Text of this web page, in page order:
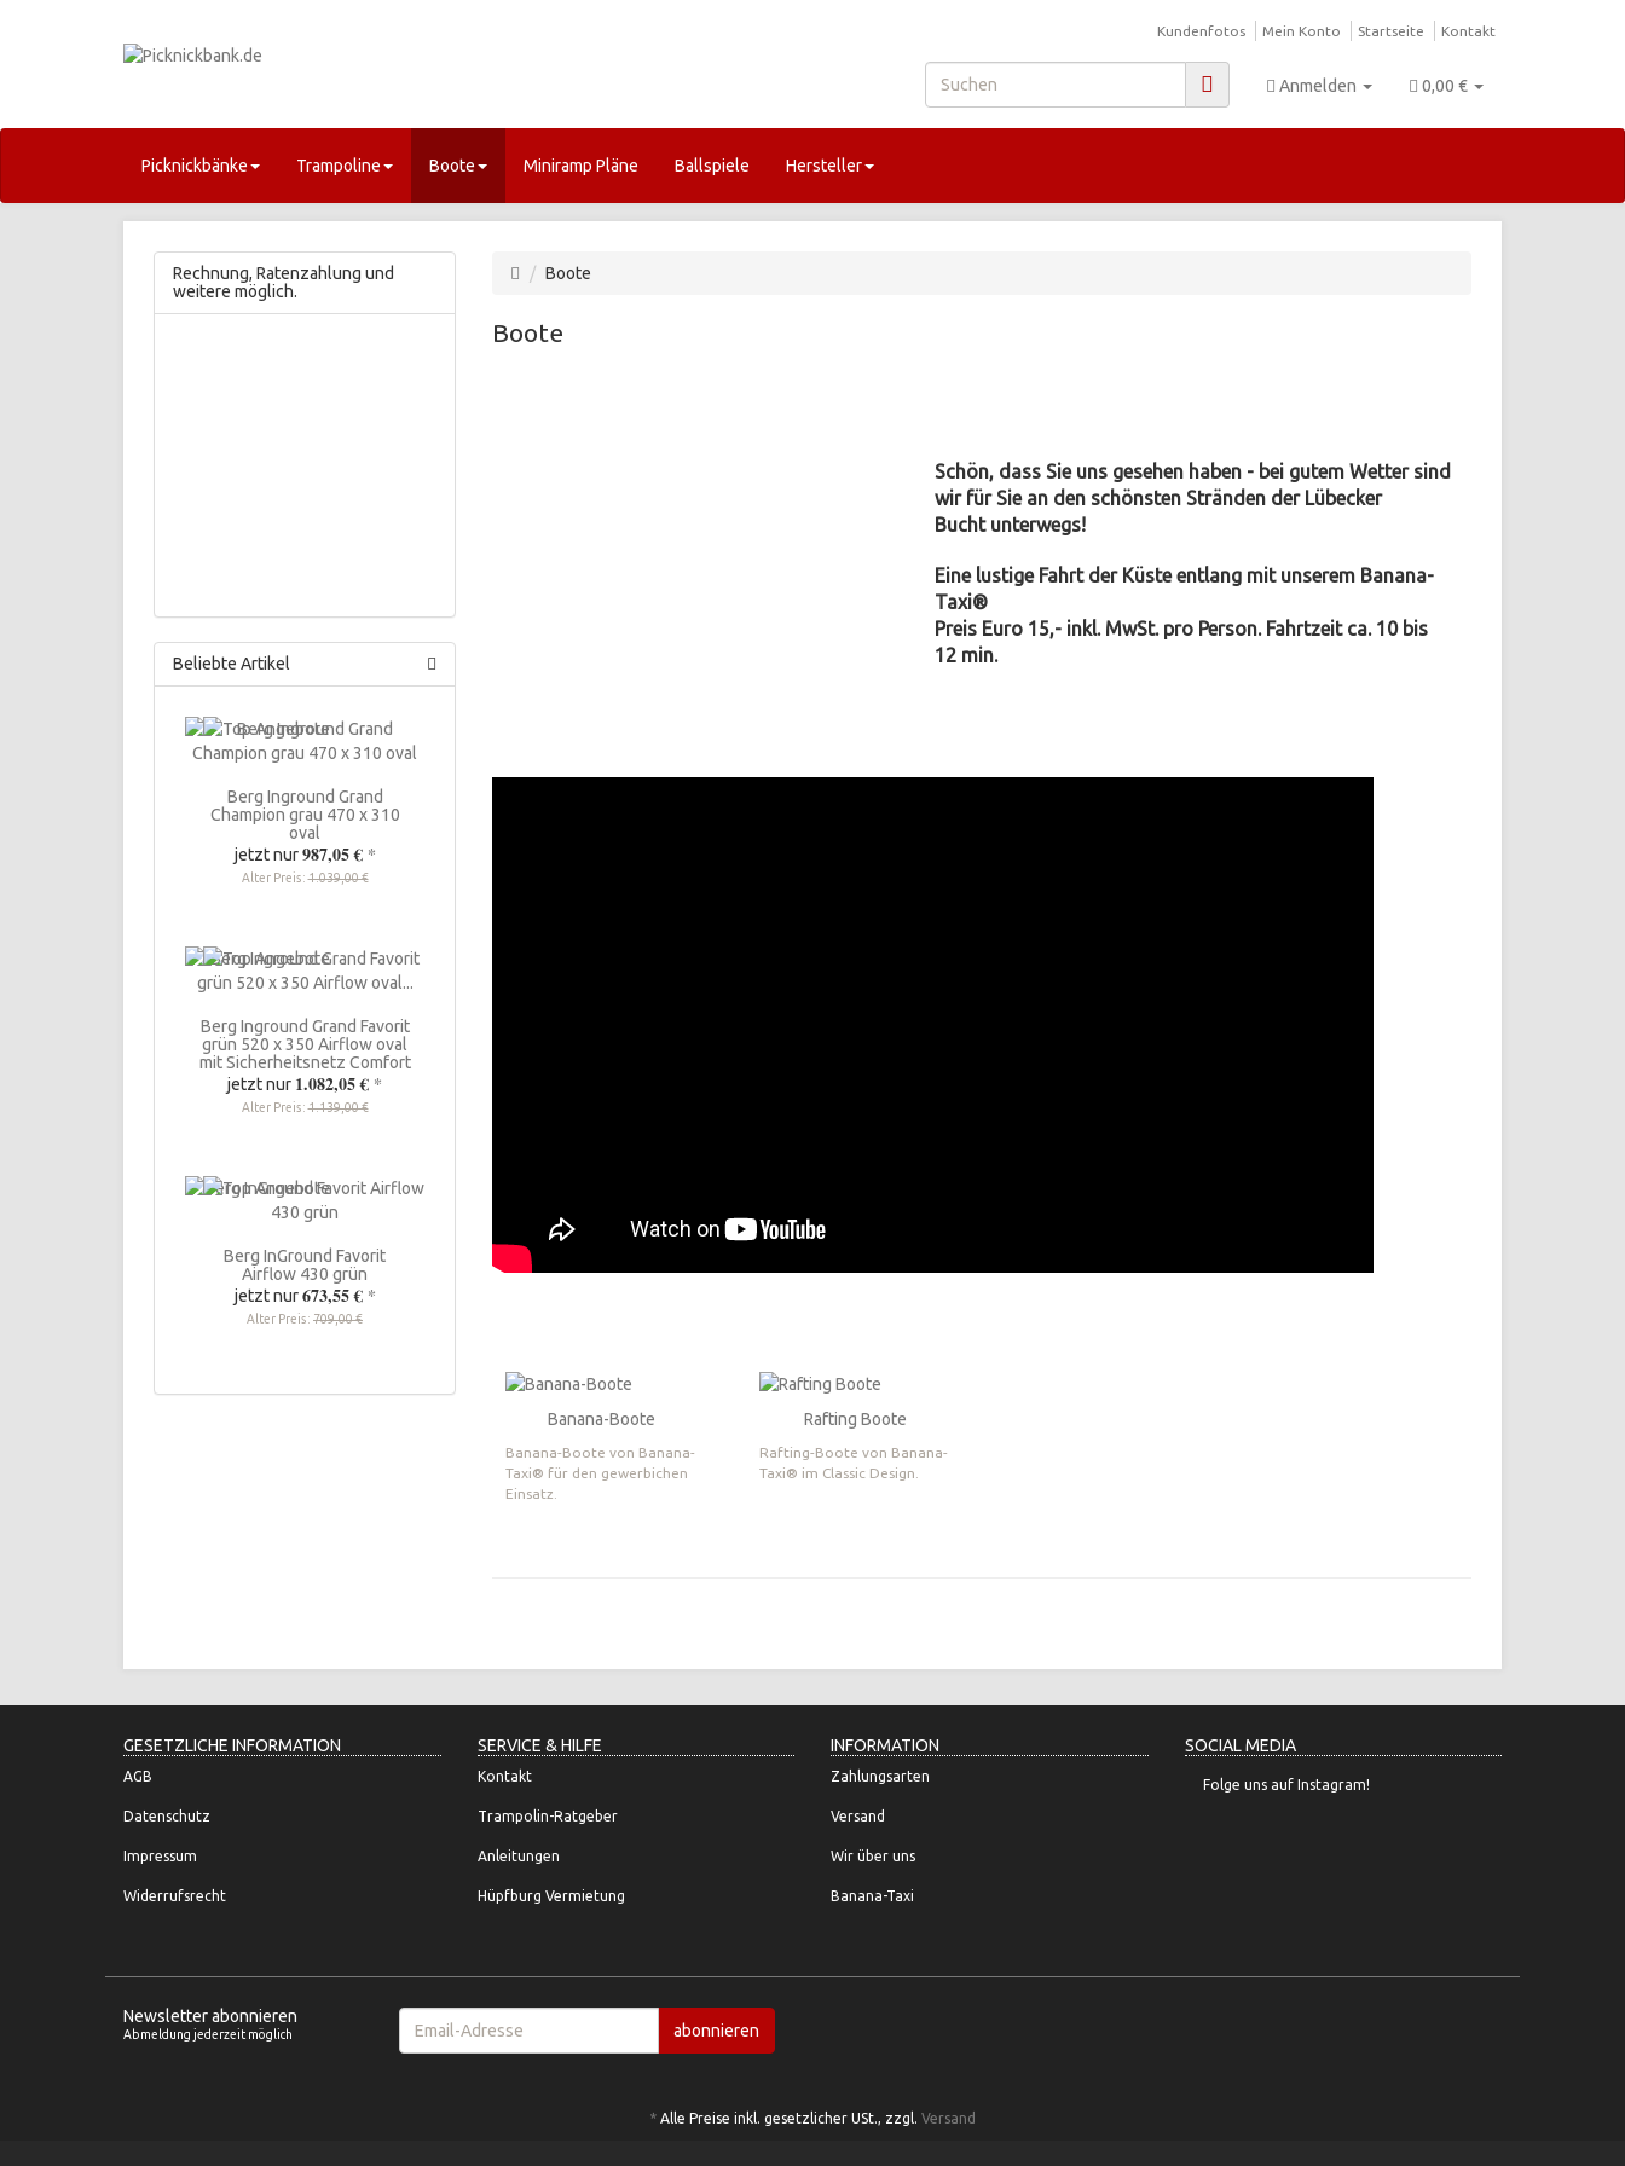
Kundenfotos Mein Konto Startseite Kontakt
Anmelden 0,00 €
Picknickbänke Trampoline Boote Miniramp Pläne Ballspiele Hersteller
Boote
Boote
Schön, dass Sie uns gesehen haben - bei gutem Wetter sind
wir für Sie an den schönsten Stränden der Lübecker
Bucht unterwegs!
Eine lustige Fahrt der Küste entlang mit unserem Banana-
Taxi®
Preis Euro 15,- inkl. MwSt. pro Person. Fahrtzeit ca. 10 bis
12 min.
Banana-Boote
Banana-Boote von Banana-
Taxi® für den gewerbichen
Einsatz.
Rafting Boote
Rafting-Boote von Banana-
Taxi® im Classic Design.
Rechnung, Ratenzahlung und
weitere möglich.
Beliebte Artikel
Berg Inground Grand
Champion grau 470 x 310
oval
jetzt nur987,05 € *
Alter Preis:1.039,00 €
Berg Inground Grand Favorit
grün 520 x 350 Airflow oval
mit Sicherheitsnetz Comfort
jetzt nur 1.082,05 € *
Alter Preis:1.139,00 €
Berg InGround Favorit
Airflow 430 grün
jetzt nur673,55 € *
Alter Preis: 709,00 €
GESETZLICHE INFORMATION
AGB
Datenschutz
Impressum
Widerrufsrecht
SERVICE & HILFE
Kontakt
Trampolin-Ratgeber
Anleitungen
Hüpfburg Vermietung
INFORMATION
Zahlungsarten
Versand
Wir über uns
Banana-Taxi
SOCIAL MEDIA
Folge uns auf Instagram!
Newsletter abonnieren
Abmeldung jederzeit möglich
Email-
Adresse
abonnieren
* Alle Preise inkl. gesetzlicher USt., zzgl. Versand